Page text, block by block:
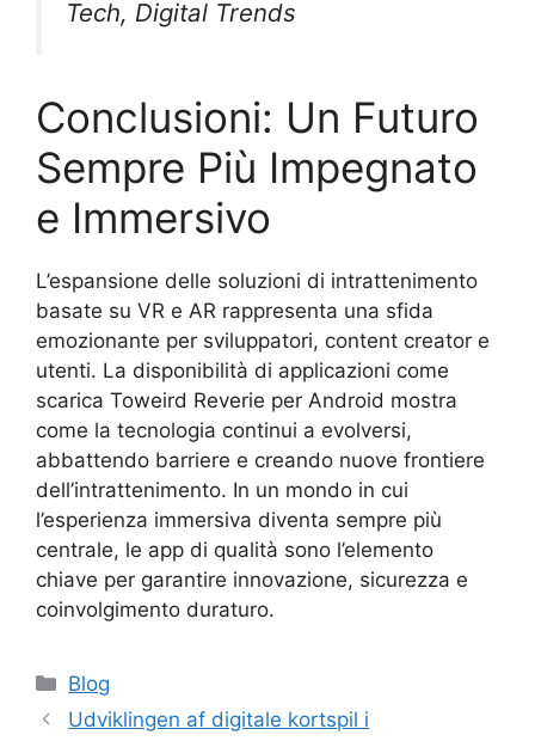
Tech, Digital Trends
Conclusioni: Un Futuro
Sempre Più Impegnato
e Immersivo
L’espansione delle soluzioni di intrattenimento
basate su VR e AR rappresenta una sfida
emozionante per sviluppatori, content creator e
utenti. La disponibilità di applicazioni come
scarica Toweird Reverie per Android mostra
come la tecnologia continui a evolversi,
abbattendo barriere e creando nuove frontiere
dell’intrattenimento. In un mondo in cui
l’esperienza immersiva diventa sempre più
centrale, le app di qualità sono l’elemento
chiave per garantire innovazione, sicurezza e
coinvolgimento duraturo.
Blog
Udviklingen af digitale kortspil i